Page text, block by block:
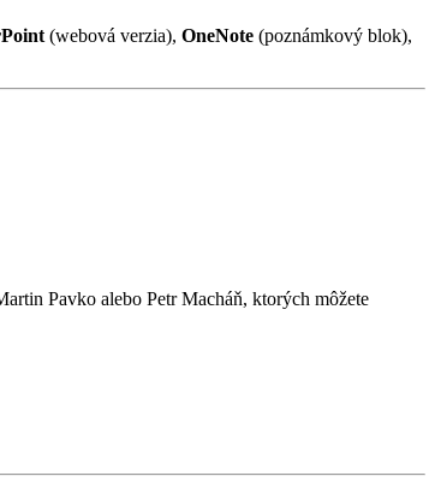
(webová verzia), OneNote (poznámkový blok),
Pavko alebo Petr Macháň, ktorých môžete